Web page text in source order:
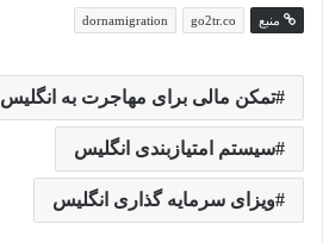
منبع go2tr.co
dornamigration
تمکن مالی برای مهاجرت به انگلیس
سیستم امتیازبندی انگلیس
ویزای سرمایه گذاری انگلیس